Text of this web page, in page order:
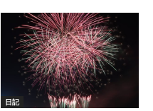
日記